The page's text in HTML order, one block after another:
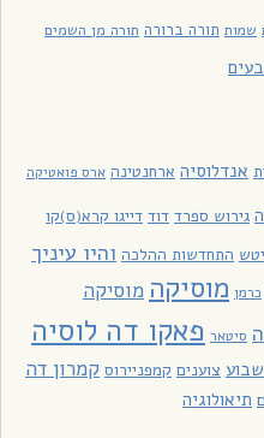
שמות תורה ברורה תורה מן השמים
אנדלוסיה ארחנטינה ארס פואטיקה
גירוש ספרד דוד דייגו קרא(ס)קו
התחדשות ההלכה והיו עיניך
כרמן מוסיקה מוסיקה
סיטאר פאקו דה לוסיה
צוענים קמפניירוס קמרון דה
תיאולוגיה